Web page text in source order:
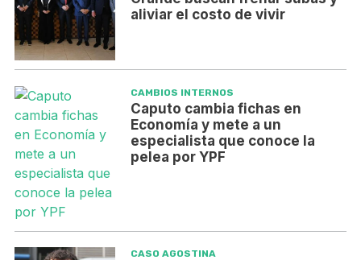
aliviar el costo de vivir
CAMBIOS INTERNOS
Caputo cambia fichas en
Economía y mete a un
especialista que conoce la
pelea por YPF
CASO AGOSTINA